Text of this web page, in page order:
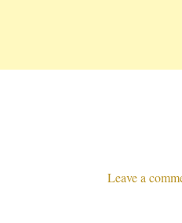
Leave a